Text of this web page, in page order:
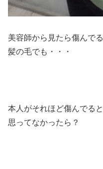
美容師から見たら傷んでる
髪の毛でも・・・
本人がそれほど傷んでると
思ってなかったら？